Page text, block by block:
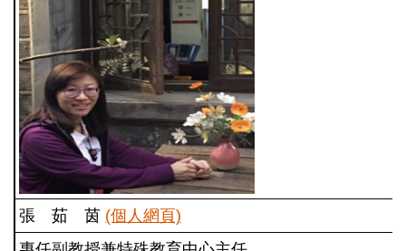
張 茹 茵 (個人網頁)